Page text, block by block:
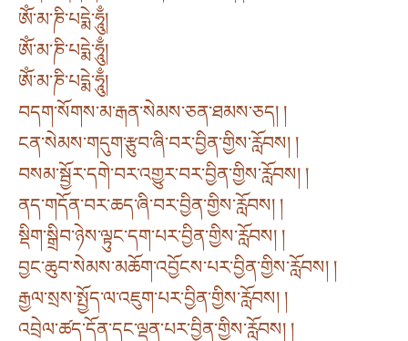
ཨོཾ་མ་ཎི་པདྨེ་ཧཱུྃ།
ཨོཾ་མ་ཎི་པདྨེ་ཧཱུྃ།
ཨོཾ་མ་ཎི་པདྨེ་ཧཱུྃ།
བདག་སོགས་མ་རྒན་སེམས་ཅན་ཐམས་ཅད། །
ངན་སེམས་གདུག་རྩུབ་ཞི་བར་བྱིན་གྱིས་རློབས། །
བསམ་སྦྱོར་དགེ་བར་འགྱུར་བར་བྱིན་གྱིས་རློབས། །
ནད་གདོན་བར་ཆད་ཞི་བར་བྱིན་གྱིས་རློབས། །
སྡིག་སྒྲིབ་ཉེས་ལྟུང་དག་པར་བྱིན་གྱིས་རློབས། །
བྱང་ཆུབ་སེམས་མཆོག་འབྱོངས་པར་བྱིན་གྱིས་རློབས། །
རྒྱལ་སྲས་སྤྱོད་ལ་འཇུག་པར་བྱིན་གྱིས་རློབས། །
འབྲེལ་ཚད་དོན་དང་ལྡན་པར་བྱིན་གྱིས་རློབས། །